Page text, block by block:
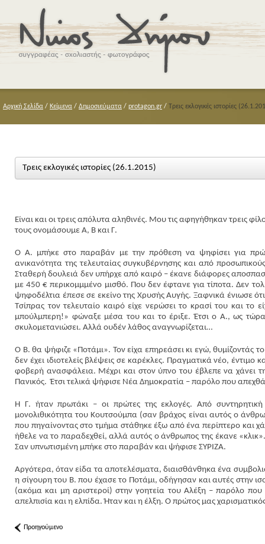
Αρχική Σελίδα / Κείμενα / Δημοσιεύματα / protagon.gr / Τρεις εκλογικές ιστορίες
Τρεις εκλογικές ιστορίες (26.1.2015)
Είναι και οι τρεις απόλυτα αληθινές. Μου τις αφηγήθηκαν τρεις
τους ονομάσουμε Α, Β και Γ.
Ο Α. μπήκε στο παραβάν με την πρόθεση να ψηφίσει για
ανικανότητα της τελευταίας συγκυβέρνησης και από
Σταθερή δουλειά δεν υπήρχε από καιρό – έκανε διάφορες
με 450 € περικομμμένο μισθό. Που δεν έφτανε για τίποτα. Δεν
ψηφοδέλτια έπεσε σε εκείνο της Χρυσής Αυγής. Ξαφνικά ένιωσε
Τσίπρας τον τελευταίο καιρό είχε νερώσει το κρασί του και το
μπούλμπερη!» φώναξε μέσα του και το έριξε. Έτσι ο Α., ως
σκυλομετανιώσει. Αλλά ουδέν λάθος αναγνωρίζεται…
Ο Β. θα ψήφιζε «Ποτάμι». Τον είχα επηρεάσει κι εγώ, θυμίζοντάς
δεν έχει ιδιοτελείς βλέψεις σε καρέκλες. Πραγματικά νέο,
φοβερή ανασφάλεια. Μέχρι και στον ύπνο του έβλεπε να χάνει
Πανικός. Έτσι τελικά ψήφισε Νέα Δημοκρατία – παρόλο που
Η Γ. ήταν πρωτάκι – οι πρώτες της εκλογές. Από συντηρητική
μονολιθικότητα του Κουτσούμπα (σαν βράχος είναι αυτός ο
που πηγαίνοντας στο τμήμα στάθηκε έξω από ένα περίπτερο και
ήθελε να το παραδεχθεί, αλλά αυτός ο άνθρωπος της έκανε
Σαν υπνωτισμένη μπήκε στο παραβάν και ψήφισε ΣΥΡΙΖΑ.
Αργότερα, όταν είδα τα αποτελέσματα, διαισθάνθηκα ένα
η σίγουρη του Β. που έχασε το Ποτάμι, οδήγησαν και αυτές στην
(ακόμα και μη αριστεροί) στην γοητεία του Αλέξη – παρόλο
απελπισία και η ελπίδα. Ήταν και η έλξη. Ο πρώτος μας
Προηγούμενο